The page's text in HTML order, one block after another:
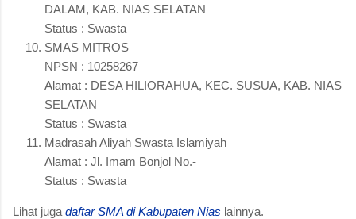
DALAM, KAB. NIAS SELATAN
Status : Swasta
SMAS MITROS
NPSN : 10258267
Alamat : DESA HILIORAHUA, KEC. SUSUA, KAB. NIAS
SELATAN
Status : Swasta
Madrasah Aliyah Swasta Islamiyah
Alamat : Jl. Imam Bonjol No.-
Status : Swasta
Lihat juga daftar SMA di Kabupaten Nias lainnya.